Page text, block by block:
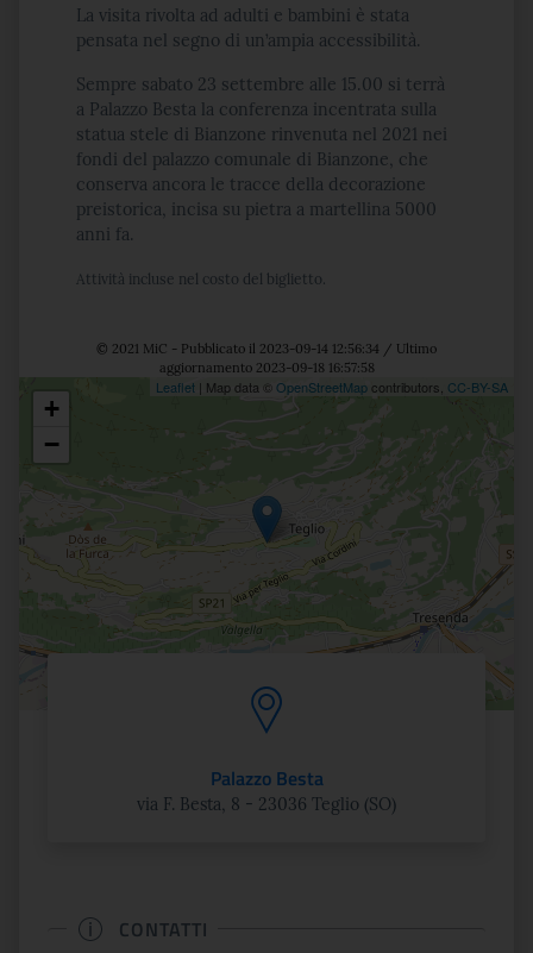
La visita rivolta ad adulti e bambini è stata
pensata nel segno di un’ampia accessibilità.
Sempre sabato 23 settembre alle 15.00 si terrà
a Palazzo Besta la conferenza incentrata sulla
statua stele di Bianzone rinvenuta nel 2021 nei
fondi del palazzo comunale di Bianzone, che
conserva ancora le tracce della decorazione
preistorica, incisa su pietra a martellina 5000
anni fa.
Attività incluse nel costo del biglietto.
© 2021 MiC - Pubblicato il 2023-09-14 12:56:34 / Ultimo
aggiornamento 2023-09-18 16:57:58
Posizione
+
−
Leaflet | Map data © OpenStreetMap contributors, CC-BY-SA
Palazzo Besta
via F. Besta, 8 - 23036 Teglio (SO)
CONTATTI